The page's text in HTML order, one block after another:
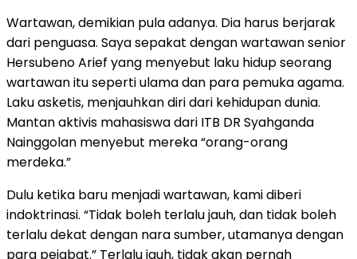
Wartawan, demikian pula adanya. Dia harus berjarak
dari penguasa. Saya sepakat dengan wartawan senior
Hersubeno Arief yang menyebut laku hidup seorang
wartawan itu seperti ulama dan para pemuka agama.
Laku asketis, menjauhkan diri dari kehidupan dunia.
Mantan aktivis mahasiswa dari ITB DR Syahganda
Nainggolan menyebut mereka “orang-orang
merdeka.”
Dulu ketika baru menjadi wartawan, kami diberi
indoktrinasi. “Tidak boleh terlalu jauh, dan tidak boleh
terlalu dekat dengan nara sumber, utamanya dengan
para pejabat.” Terlalu jauh, tidak akan pernah